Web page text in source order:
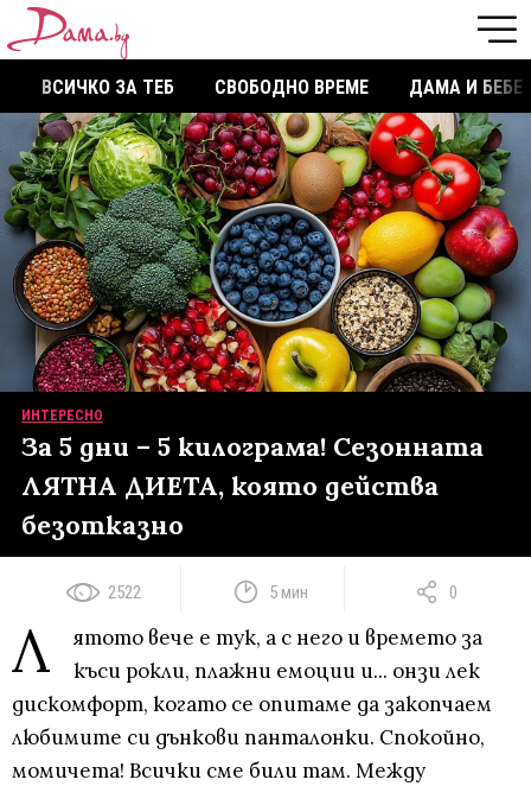
ВСИЧКО ЗА ТЕБ СВОБОДНО ВРЕМЕ ДАМА И БЕБЕ
ИНТЕРЕСНО
За 5 дни – 5 килограма! Сезонната
ЛЯТНА ДИЕТА, която действа
безотказно
2522 5 мин 0
Л
ятото вече е тук, а с него и времето за
къси рокли, плажни емоции и... онзи лек
дискомфорт, когато се опитаме да закопчаем
любимите си дънкови панталонки. Спокойно,
момичета! Всички сме били там. Между